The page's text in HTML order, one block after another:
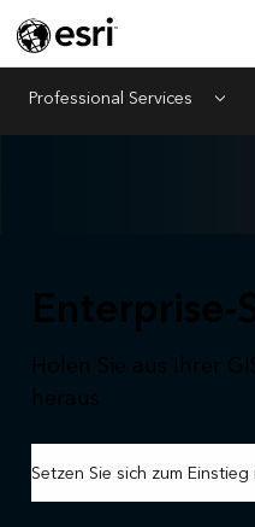
Professional Services Menu
Setzen Sie sich zum